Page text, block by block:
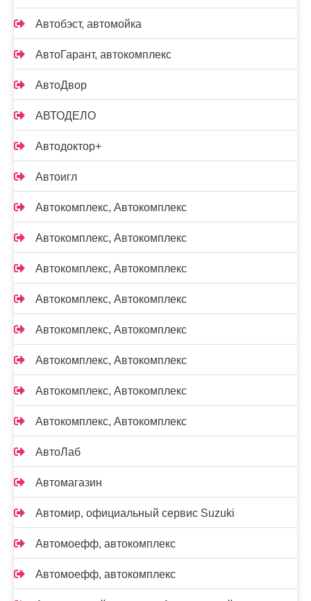
Автобэст, автомойка
АвтоГарант, автокомплекс
АвтоДвор
АВТОДЕЛО
Автодоктор+
Автоигл
Автокомплекс, Автокомплекс
Автокомплекс, Автокомплекс
Автокомплекс, Автокомплекс
Автокомплекс, Автокомплекс
Автокомплекс, Автокомплекс
Автокомплекс, Автокомплекс
Автокомплекс, Автокомплекс
Автокомплекс, Автокомплекс
АвтоЛаб
Автомагазин
Автомир, официальный сервис Suzuki
Автомоефф, автокомплекс
Автомоефф, автокомплекс